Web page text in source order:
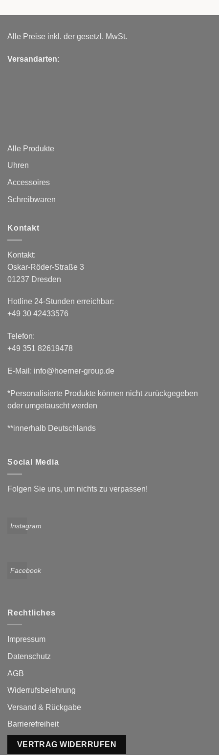
Alle Preise inkl. der gesetzl. MwSt.
Versandarten:
Alle Produkte
Uhren
Accessoires
Schreibwaren
Kontakt
Kontakt:
Oskar-Röder-Straße 3
01237 Dresden
Hotline 24-Stunden erreichbar:
+49 30 42433576
Telefon:
+49 351 82619478
E-Mail: info@hoerner-group.de
*Personalisierte Produkte können nicht zurückgegeben
oder umgetauscht werden
**innerhalb Deutschlands
Social Media
Folgen Sie uns, um nichts zu verpassen!
Instagram
Facebook
Rechtliches
Impressum
Datenschutz
AGB
Widerrufsbelehrung
Versand & Rückgabe
Barrierefreiheit
VERTRAG WIDERRUFEN